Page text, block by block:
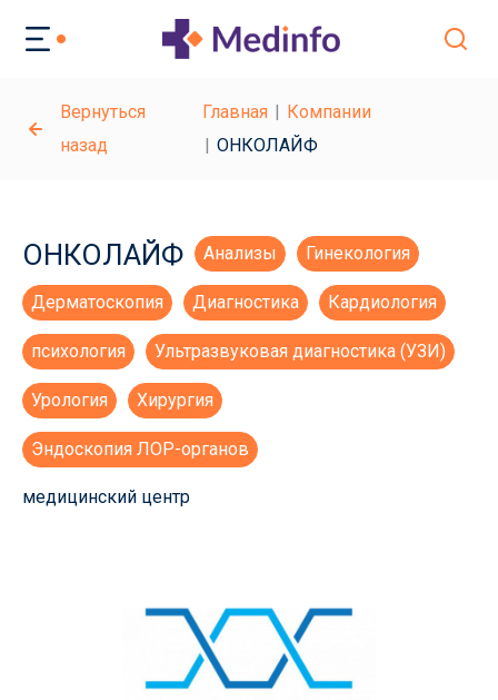
Вернуться
назад
Главная
Компании
ОНКОЛАЙФ
ОНКОЛАЙФ Анализы Гинекология
Дерматоскопия Диагностика Кардиология
психология Ультразвуковая диагностика (УЗИ)
Урология Хирургия
Эндоскопия ЛОР-органов
медицинский центр